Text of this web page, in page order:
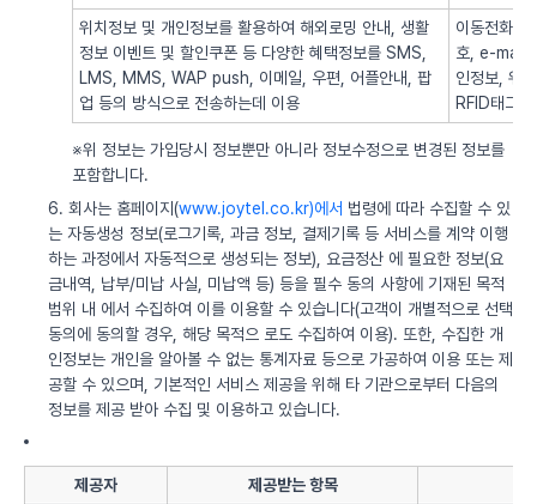
위치정보 및 개인정보를 활용하여 해외로밍 안내, 생활
정보 이벤트 및 할인쿠폰 등 다양한 혜택정보를 SMS,
LMS, MMS, WAP push, 이메일, 우편, 어플안내, 팝
업 등의 방식으로 전송하는데 이용
이동전화번
호, e-mail,
인정보, 위
RFID태그
※위 정보는 가입당시 정보뿐만 아니라 정보수정으로 변경된 정보를
포함합니다.
6. 회사는 홈페이지(www.joytel.co.kr)에서 법령에 따라 수집할 수 있
는 자동생성 정보(로그기록, 과금 정보, 결제기록 등 서비스를 계약 이행
하는 과정에서 자동적으로 생성되는 정보), 요금정산 에 필요한 정보(요
금내역, 납부/미납 사실, 미납액 등) 등을 필수 동의 사항에 기재된 목적
범위 내 에서 수집하여 이를 이용할 수 있습니다(고객이 개별적으로 선택
동의에 동의할 경우, 해당 목적으 로도 수집하여 이용). 또한, 수집한 개
인정보는 개인을 알아볼 수 없는 통계자료 등으로 가공하여 이용 또는 제
공할 수 있으며, 기본적인 서비스 제공을 위해 타 기관으로부터 다음의
정보를 제공 받아 수집 및 이용하고 있습니다.
제공자 제공받는 항목